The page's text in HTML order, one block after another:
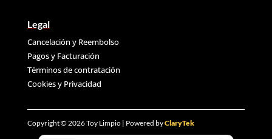
Legal
Cancelación y Reembolso
Pagos y Facturación
Términos de contratación
Cookies y Privacidad
Copyright © 2026 Toy Limpio | Powered byClaryTek